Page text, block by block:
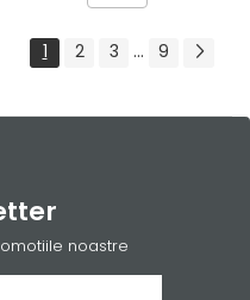
1 2 3 ... 9
noastre